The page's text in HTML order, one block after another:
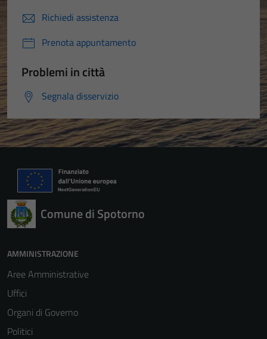
Richiedi assistenza
Prenota appuntamento
Problemi in città
Segnala disservizio
Comune di Spotorno
AMMINISTRAZIONE
Aree Amministrative
Uffici
Organi di Governo
Politici